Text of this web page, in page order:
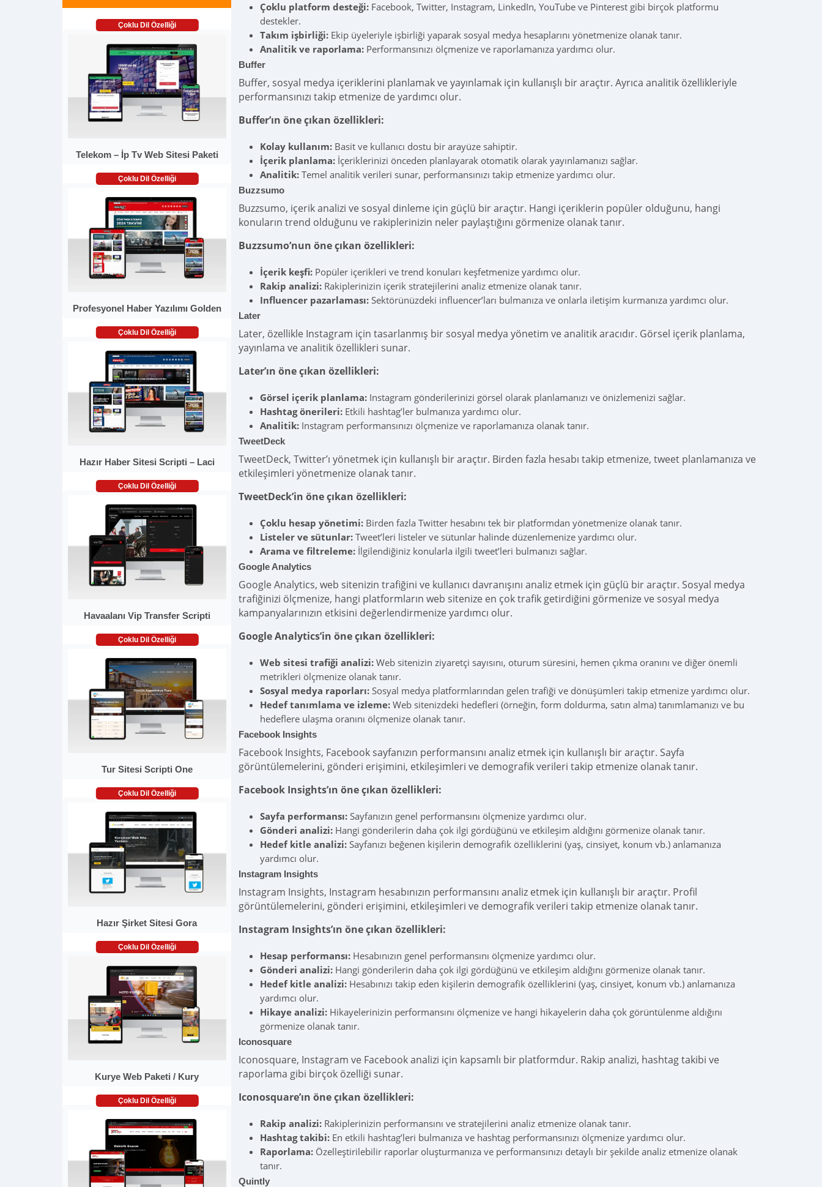
Çoklu Dil Özelliği
Telekom – İp Tv Web Sitesi Paketi
Çoklu Dil Özelliği
Profesyonel Haber Yazılımı Golden
Çoklu Dil Özelliği
Hazır Haber Sitesi Scripti – Laci
Çoklu Dil Özelliği
Havaalanı Vip Transfer Scripti
Çoklu Dil Özelliği
Tur Sitesi Scripti One
Çoklu Dil Özelliği
Hazır Şirket Sitesi Gora
Çoklu Dil Özelliği
Kurye Web Paketi / Kury
Çoklu Dil Özelliği
Çoklu platform desteği: Facebook, Twitter, Instagram, LinkedIn, YouTube ve Pinterest gibi birçok platformu
destekler.
Takım işbirliği: Ekip üyeleriyle işbirliği yaparak sosyal medya hesaplarını yönetmenize olanak tanır.
Analitik ve raporlama: Performansınızı ölçmenize ve raporlamanıza yardımcı olur.
Buffer
Buffer, sosyal medya içeriklerini planlamak ve yayınlamak için kullanışlı bir araçtır. Ayrıca analitik özellikleriyle
performansınızı takip etmenize de yardımcı olur.
Buffer’ın öne çıkan özellikleri:
Kolay kullanım: Basit ve kullanıcı dostu bir arayüze sahiptir.
İçerik planlama: İçeriklerinizi önceden planlayarak otomatik olarak yayınlamanızı sağlar.
Analitik: Temel analitik verileri sunar, performansınızı takip etmenize yardımcı olur.
Buzzsumo
Buzzsumo, içerik analizi ve sosyal dinleme için güçlü bir araçtır. Hangi içeriklerin popüler olduğunu, hangi
konuların trend olduğunu ve rakiplerinizin neler paylaştığını görmenize olanak tanır.
Buzzsumo’nun öne çıkan özellikleri:
İçerik keşfi: Popüler içerikleri ve trend konuları keşfetmenize yardımcı olur.
Rakip analizi: Rakiplerinizin içerik stratejilerini analiz etmenize olanak tanır.
Influencer pazarlaması: Sektörünüzdeki influencer’ları bulmanıza ve onlarla iletişim kurmanıza yardımcı olur.
Later
Later, özellikle Instagram için tasarlanmış bir sosyal medya yönetim ve analitik aracıdır. Görsel içerik planlama,
yayınlama ve analitik özellikleri sunar.
Later’ın öne çıkan özellikleri:
Görsel içerik planlama: Instagram gönderilerinizi görsel olarak planlamanızı ve önizlemenizi sağlar.
Hashtag önerileri: Etkili hashtag’ler bulmanıza yardımcı olur.
Analitik: Instagram performansınızı ölçmenize ve raporlamanıza olanak tanır.
TweetDeck
TweetDeck, Twitter’ı yönetmek için kullanışlı bir araçtır. Birden fazla hesabı takip etmenize, tweet planlamanıza ve
etkileşimleri yönetmenize olanak tanır.
TweetDeck’in öne çıkan özellikleri:
Çoklu hesap yönetimi: Birden fazla Twitter hesabını tek bir platformdan yönetmenize olanak tanır.
Listeler ve sütunlar: Tweet’leri listeler ve sütunlar halinde düzenlemenize yardımcı olur.
Arama ve filtreleme: İlgilendiğiniz konularla ilgili tweet’leri bulmanızı sağlar.
Google Analytics
Google Analytics, web sitenizin trafiğini ve kullanıcı davranışını analiz etmek için güçlü bir araçtır. Sosyal medya
trafiğinizi ölçmenize, hangi platformların web sitenize en çok trafik getirdiğini görmenize ve sosyal medya
kampanyalarınızın etkisini değerlendirmenize yardımcı olur.
Google Analytics’in öne çıkan özellikleri:
Web sitesi trafiği analizi: Web sitenizin ziyaretçi sayısını, oturum süresini, hemen çıkma oranını ve diğer önemli
metrikleri ölçmenize olanak tanır.
Sosyal medya raporları: Sosyal medya platformlarından gelen trafiği ve dönüşümleri takip etmenize yardımcı olur.
Hedef tanımlama ve izleme: Web sitenizdeki hedefleri (örneğin, form doldurma, satın alma) tanımlamanızı ve bu
hedeflere ulaşma oranını ölçmenize olanak tanır.
Facebook Insights
Facebook Insights, Facebook sayfanızın performansını analiz etmek için kullanışlı bir araçtır. Sayfa
görüntülemelerini, gönderi erişimini, etkileşimleri ve demografik verileri takip etmenize olanak tanır.
Facebook Insights’ın öne çıkan özellikleri:
Sayfa performansı: Sayfanızın genel performansını ölçmenize yardımcı olur.
Gönderi analizi: Hangi gönderilerin daha çok ilgi gördüğünü ve etkileşim aldığını görmenize olanak tanır.
Hedef kitle analizi: Sayfanızı beğenen kişilerin demografik özelliklerini (yaş, cinsiyet, konum vb.) anlamanıza
yardımcı olur.
Instagram Insights
Instagram Insights, Instagram hesabınızın performansını analiz etmek için kullanışlı bir araçtır. Profil
görüntülemelerini, gönderi erişimini, etkileşimleri ve demografik verileri takip etmenize olanak tanır.
Instagram Insights’ın öne çıkan özellikleri:
Hesap performansı: Hesabınızın genel performansını ölçmenize yardımcı olur.
Gönderi analizi: Hangi gönderilerin daha çok ilgi gördüğünü ve etkileşim aldığını görmenize olanak tanır.
Hedef kitle analizi: Hesabınızı takip eden kişilerin demografik özelliklerini (yaş, cinsiyet, konum vb.) anlamanıza
yardımcı olur.
Hikaye analizi: Hikayelerinizin performansını ölçmenize ve hangi hikayelerin daha çok görüntülenme aldığını
görmenize olanak tanır.
Iconosquare
Iconosquare, Instagram ve Facebook analizi için kapsamlı bir platformdur. Rakip analizi, hashtag takibi ve
raporlama gibi birçok özelliği sunar.
Iconosquare’ın öne çıkan özellikleri:
Rakip analizi: Rakiplerinizin performansını ve stratejilerini analiz etmenize olanak tanır.
Hashtag takibi: En etkili hashtag’leri bulmanıza ve hashtag performansınızı ölçmenize yardımcı olur.
Raporlama: Özelleştirilebilir raporlar oluşturmanıza ve performansınızı detaylı bir şekilde analiz etmenize olanak
tanır.
Quintly